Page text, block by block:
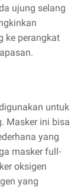
ujung selang
ke perangkat
untuk
Masker ini bisa
yang
masker full-
oksigen
yang